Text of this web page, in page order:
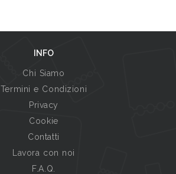
INFO
Chi Siamo
Termini e Condizioni
Privacy
Cookie
Contatti
Lavora con noi
F.A.Q.